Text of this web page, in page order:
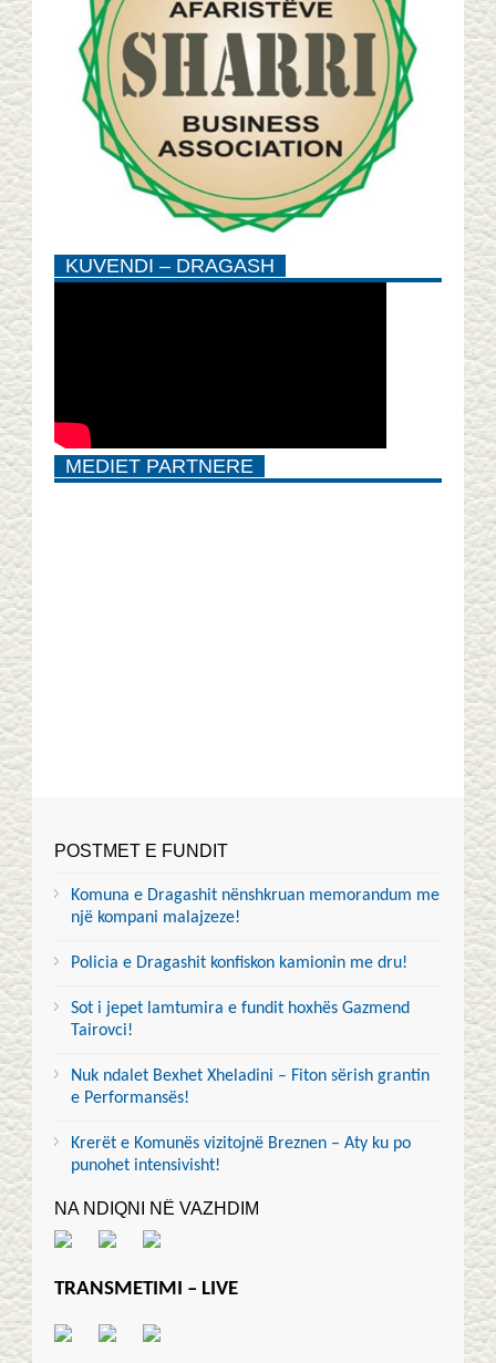
KUVENDI – DRAGASH
MEDIET PARTNERE
POSTMET E FUNDIT
Komuna e Dragashit nënshkruan memorandum me
një kompani malajzeze!
Policia e Dragashit konfiskon kamionin me dru!
Sot i jepet lamtumira e fundit hoxhës Gazmend
Tairovci!
Nuk ndalet Bexhet Xheladini – Fiton sërish grantin
e Performansës!
Krerët e Komunës vizitojnë Breznen – Aty ku po
punohet intensivisht!
NA NDIQNI NË VAZHDIM
TRANSMETIMI – LIVE